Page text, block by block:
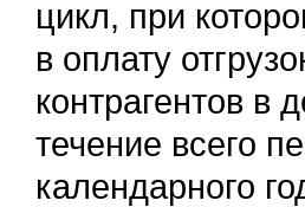
цикл, при
в оплату
контрагентов в
течение всего
календарного